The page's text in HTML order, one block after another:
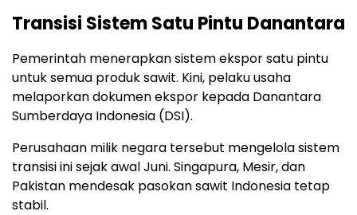
Transisi Sistem Satu Pintu Danantara
Pemerintah menerapkan sistem ekspor satu pintu
untuk semua produk sawit. Kini, pelaku usaha
melaporkan dokumen ekspor kepada Danantara
Sumberdaya Indonesia (DSI).
Perusahaan milik negara tersebut mengelola sistem
transisi ini sejak awal Juni. Singapura, Mesir, dan
Pakistan mendesak pasokan sawit Indonesia tetap
stabil.